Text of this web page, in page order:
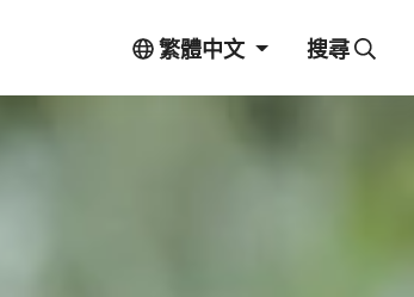
繁體中文 搜尋